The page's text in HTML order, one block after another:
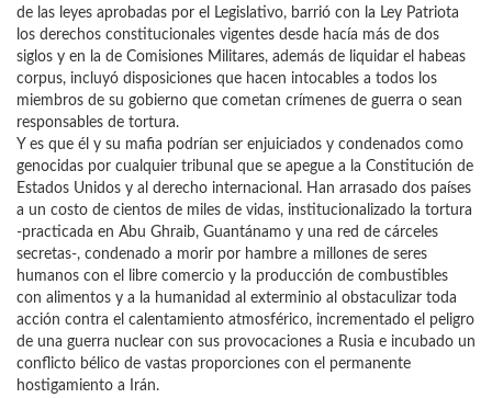
de las leyes aprobadas por el Legislativo, barrió con la Ley Patriota
los derechos constitucionales vigentes desde hacía más de dos
siglos y en la de Comisiones Militares, además de liquidar el habeas
corpus, incluyó disposiciones que hacen intocables a todos los
miembros de su gobierno que cometan crímenes de guerra o sean
responsables de tortura.
Y es que él y su mafia podrían ser enjuiciados y condenados como
genocidas por cualquier tribunal que se apegue a la Constitución de
Estados Unidos y al derecho internacional. Han arrasado dos países
a un costo de cientos de miles de vidas, institucionalizado la tortura
-practicada en Abu Ghraib, Guantánamo y una red de cárceles
secretas-, condenado a morir por hambre a millones de seres
humanos con el libre comercio y la producción de combustibles
con alimentos y a la humanidad al exterminio al obstaculizar toda
acción contra el calentamiento atmosférico, incrementado el peligro
de una guerra nuclear con sus provocaciones a Rusia e incubado un
conflicto bélico de vastas proporciones con el permanente
hostigamiento a Irán.